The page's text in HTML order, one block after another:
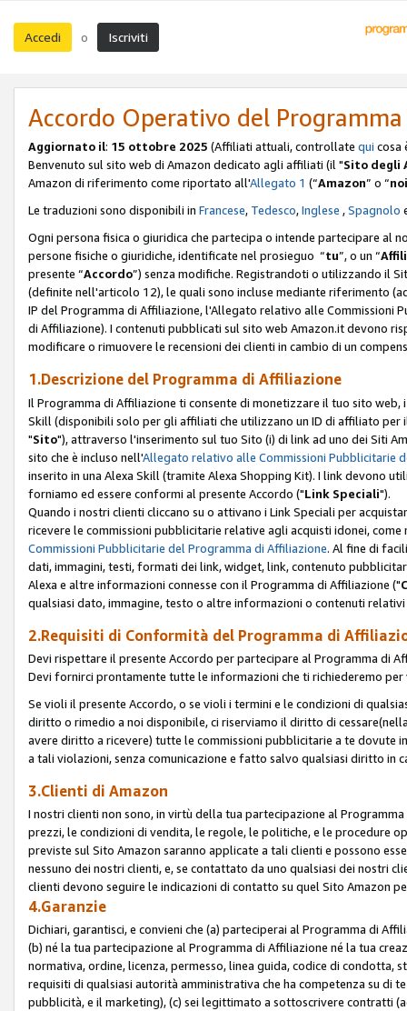
Accedi o Iscriviti
Accordo Operativo del
Aggiornato il: 15 ottobre 2025 (Affiliati attuali, controllate qui cosa
Benvenuto sul sito web di Amazon dedicato agli affiliati (il "Sito degli
Amazon di riferimento come riportato all'Allegato 1 (“Amazon” o “noi
Le traduzioni sono disponibili in Francese, Tedesco,Inglese ,Spagnolo
Ogni persona fisica o giuridica che partecipa o intende partecipare al
persone fisiche o giuridiche, identificate nel prosieguo “tu”, o un “
presente “Accordo”) senza modifiche. Registrandoti o utilizzando il
(definite nell'articolo 12), le quali sono incluse mediante riferimento
IP del Programma di Affiliazione, l'Allegato relativo alle Commissioni
di Affiliazione). I contenuti pubblicati sul sito web Amazon.it devono
modificare o rimuovere le recensioni dei clienti in cambio di un
1.Descrizione del Programma di Affiliazione
Il Programma di Affiliazione ti consente di monetizzare il tuo sito
Skill (disponibili solo per gli affiliati che utilizzano un ID di affiliato per
"Sito"), attraverso l'inserimento sul tuo Sito (i) di link ad uno dei Siti
sito che è incluso nell'Allegato relativo alle Commissioni Pubblicitarie
inserito in una Alexa Skill (tramite Alexa Shopping Kit). I link devono
forniamo ed essere conformi al presente Accordo ("Link Speciali").
Quando i nostri clienti cliccano su o attivano i Link Speciali per
ricevere le commissioni pubblicitarie relative agli acquisti idonei,
Commissioni Pubblicitarie del Programma di Affiliazione. Al fine di
dati, immagini, testi, formati dei link, widget, link, contenuto
Alexa e altre informazioni connesse con il Programma di Affiliazione ("
qualsiasi dato, immagine, testo o altre informazioni o contenuti
2.Requisiti di Conformità del Programma di
Devi rispettare il presente Accordo per partecipare al Programma di
Devi fornirci prontamente tutte le informazioni che ti richiederemo
Se violi il presente Accordo, o se violi i termini e le condizioni di
diritto o rimedio a noi disponibile, ci riserviamo il diritto di
avere diritto a ricevere) tutte le commissioni pubblicitarie a te dovute
a tali violazioni, senza comunicazione e fatto salvo qualsiasi diritto in
3.Clienti di Amazon
I nostri clienti non sono, in virtù della tua partecipazione al
prezzi, le condizioni di vendita, le regole, le politiche, e le procedure
previste sul Sito Amazon saranno applicate a tali clienti e possono
nessuno dei nostri clienti, e, se contattato da uno qualsiasi dei nostri
clienti devono seguire le indicazioni di contatto su quel Sito Amazon
4.Garanzie
Dichiari, garantisci, e convieni che (a) parteciperai al Programma di
(b) né la tua partecipazione al Programma di Affiliazione né la tua
normativa, ordine, licenza, permesso, linea guida, codice di
requisiti di qualsiasi autorità amministrativa che ha competenza su di
pubblicità, e il marketing), (c) sei legittimato a sottoscrivere contratti